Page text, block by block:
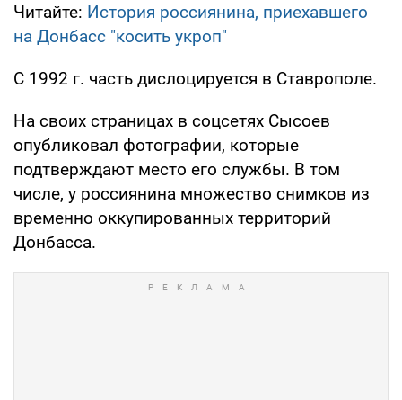
Читайте: История россиянина, приехавшего
на Донбасс "косить укроп"
С 1992 г. часть дислоцируется в Ставрополе.
На своих страницах в соцсетях Сысоев
опубликовал фотографии, которые
подтверждают место его службы. В том
числе, у россиянина множество снимков из
временно оккупированных территорий
Донбасса.